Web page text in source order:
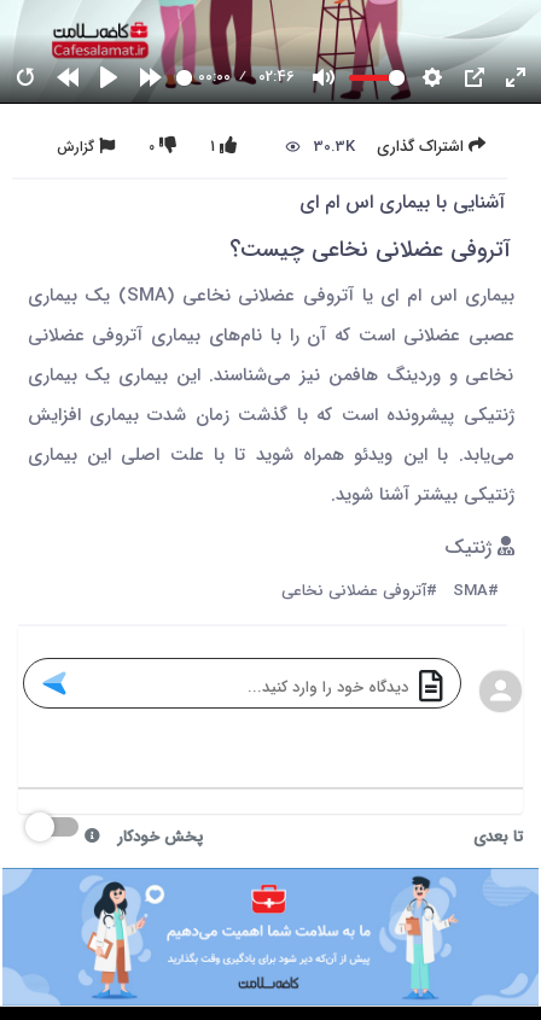
00:00 02:46
اشتراک گذاری 30.3K گزارش 0 1
آشنایی با بیماری اس ام ای
آتروفی عضلانی نخاعی چیست؟
بیماری اس ام ای یا آتروفی عضلانی نخاعی (SMA) یک بیماری
عصبی عضلانی است که آن را با نام‌های بیماری آتروفی عضلانی
نخاعی و وردینگ هافمن نیز می‌شناسند. این بیماری یک بیماری
ژنتیکی پیشرونده است که با گذشت زمان شدت بیماری افزایش
می‌یابد. با این ویدئو همراه شوید تا با علت اصلی این بیماری
ژنتیکی بیشتر آشنا شوید.
ژنتیک
#SMA #آتروفی عضلانی نخاعی
تا بعدی پخش خودکار